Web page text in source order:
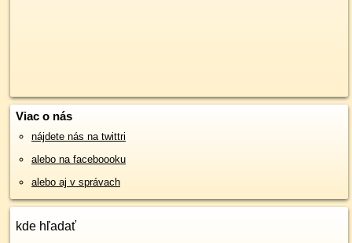
Viac o nás
nájdete nás na twittri
alebo na faceboooku
alebo aj v správach
kde hľadať